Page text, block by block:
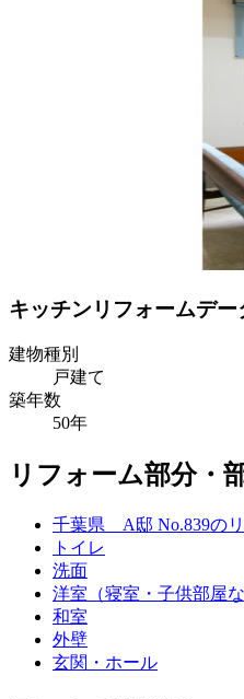
キッチンリフォームデー
建物種別
戸建て
築年数
50年
リフォーム部分・
千葉県 A邸 No.839の
トイレ
洗面
洋室（寝室・子供部屋な
和室
外壁
玄関・ホール